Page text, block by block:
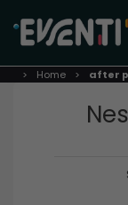
Home after